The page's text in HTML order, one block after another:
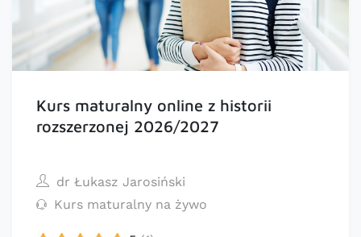
Kurs maturalny online z historii
rozszerzonej 2026/2027
dr Łukasz Jarosiński
Kurs maturalny na żywo